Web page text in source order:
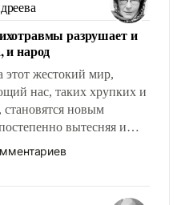
разрушает и
и народ
жестокий мир,
нас, таких хрупких и
новым
вытесняя и
требование к
– быть мужественным и
помогать